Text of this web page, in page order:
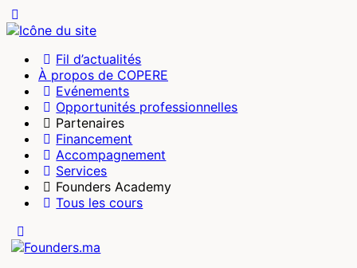
Fil d’actualités
À propos de COPERE
Evénements
Opportunités professionnelles
Partenaires
Financement
Accompagnement
Services
Founders Academy
Tous les cours